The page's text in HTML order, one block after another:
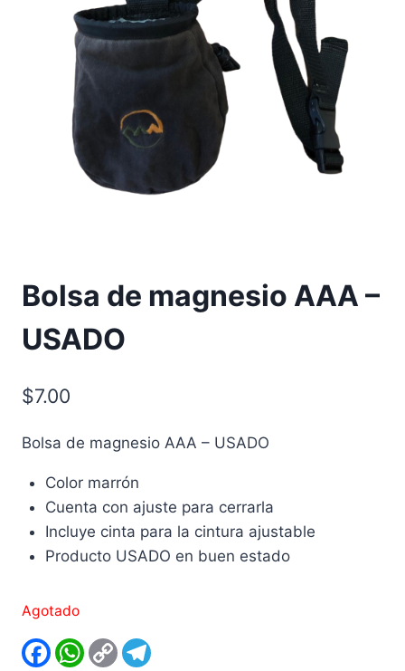
Bolsa de magnesio AAA –
USADO
$7.00
Bolsa de magnesio AAA – USADO
Color marrón
Cuenta con ajuste para cerrarla
Incluye cinta para la cintura ajustable
Producto USADO en buen estado
Agotado
FacebookWhatsApp
Copy
Link